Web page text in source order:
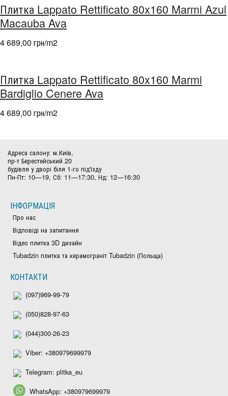
Плитка Lappato Rettificato 80x160 Marmi Azul
Macauba Ava
4 689,00 грн/m2
Плитка Lappato Rettificato 80x160 Marmi
Bardiglio Cenere Ava
4 689,00 грн/m2
Адреса салону: м.Київ,
пр-т Берестейський 20
будівля у дворі біля 1-го під'їзду
Пн-Пт: 10—19, Сб: 11—17:30, Нд: 12—16:30
ІНФОРМАЦІЯ
Про нас
Відповіді на запитання
Відео плитка 3D дизайн
Tubadzin плитка та керамограніт Tubadzin (Польща)
КОНТАКТИ
(097)969-99-79
(050)828-97-63
(044)300-26-23
Viber: +380979699979
Telegram: plitka_eu
WhatsApp: +380979699979